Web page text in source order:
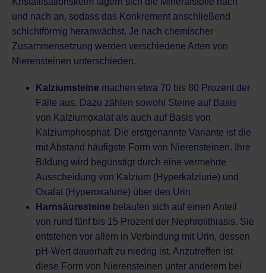
und nach an, sodass das Konkrement anschließend
schichtförmig heranwächst. Je nach chemischer
Zusammensetzung werden verschiedene Arten von
Nierensteinen unterschieden.
Kalziumsteine machen etwa 70 bis 80 Prozent der
Fälle aus. Dazu zählen sowohl Steine auf Basis
von Kalziumoxalat als auch auf Basis von
Kalziumphosphat. Die erstgenannte Variante ist die
mit Abstand häufigste Form von Nierensteinen. Ihre
Bildung wird begünstigt durch eine vermehrte
Ausscheidung von Kalzium (Hyperkalziurie) und
Oxalat (Hyperoxalurie) über den Urin.
Harnsäuresteine belaufen sich auf einen Anteil
von rund fünf bis 15 Prozent der Nephrolithiasis. Sie
entstehen vor allem in Verbindung mit Urin, dessen
pH-Wert dauerhaft zu niedrig ist. Anzutreffen ist
diese Form von Nierensteinen unter anderem bei